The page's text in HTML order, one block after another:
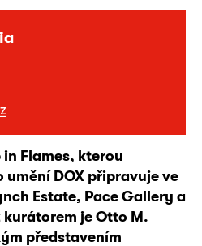
in Flames, kterou
DOX připravuje ve
Estate, Pace Gallery a
je Otto M.
představením